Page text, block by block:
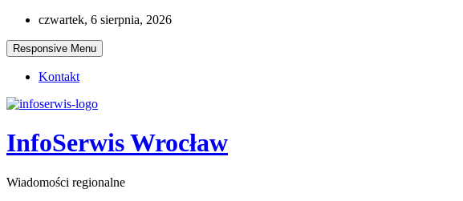
Skip
content
czwartek, 6 sierpnia, 2026
Responsive Menu
Kontakt
InfoSerwis Wrocław
Wiadomości regionalne